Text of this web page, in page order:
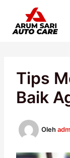
konten
Tips
Baik
Oleh